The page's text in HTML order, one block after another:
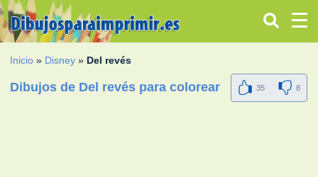
Inicio » Disney » Del revés
Dibujos de Del revés para colorear 35 8